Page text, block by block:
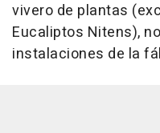
vivero de plantas
Eucaliptos Nitens),
instalaciones de la